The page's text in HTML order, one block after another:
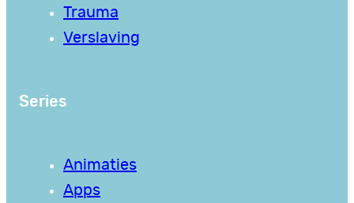
Trauma
Verslaving
Series
Animaties
Apps